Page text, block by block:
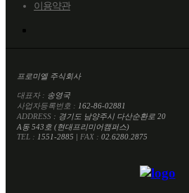
이용약관
프로미엘 주식회사
대표자 : 송영국
사업자등록번호 : 162-86-02881
ADDRESS : 경기도 남양주시 다산순환로 20
A동 543호 (현대프리미어캠퍼스)
TEL : 1551-2885 | FAX : 02.6280.2875